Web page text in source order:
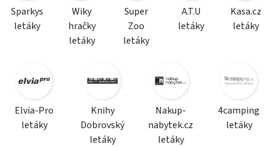
Sparkys
letáky
Wiky
hračky
letáky
Super
Zoo
letáky
A.T.U
letáky
Kasa.cz
letáky
Elvia-Pro
letáky
Knihy
Dobrovský
letáky
Nakup-
nabytek.cz
letáky
4camping
letáky